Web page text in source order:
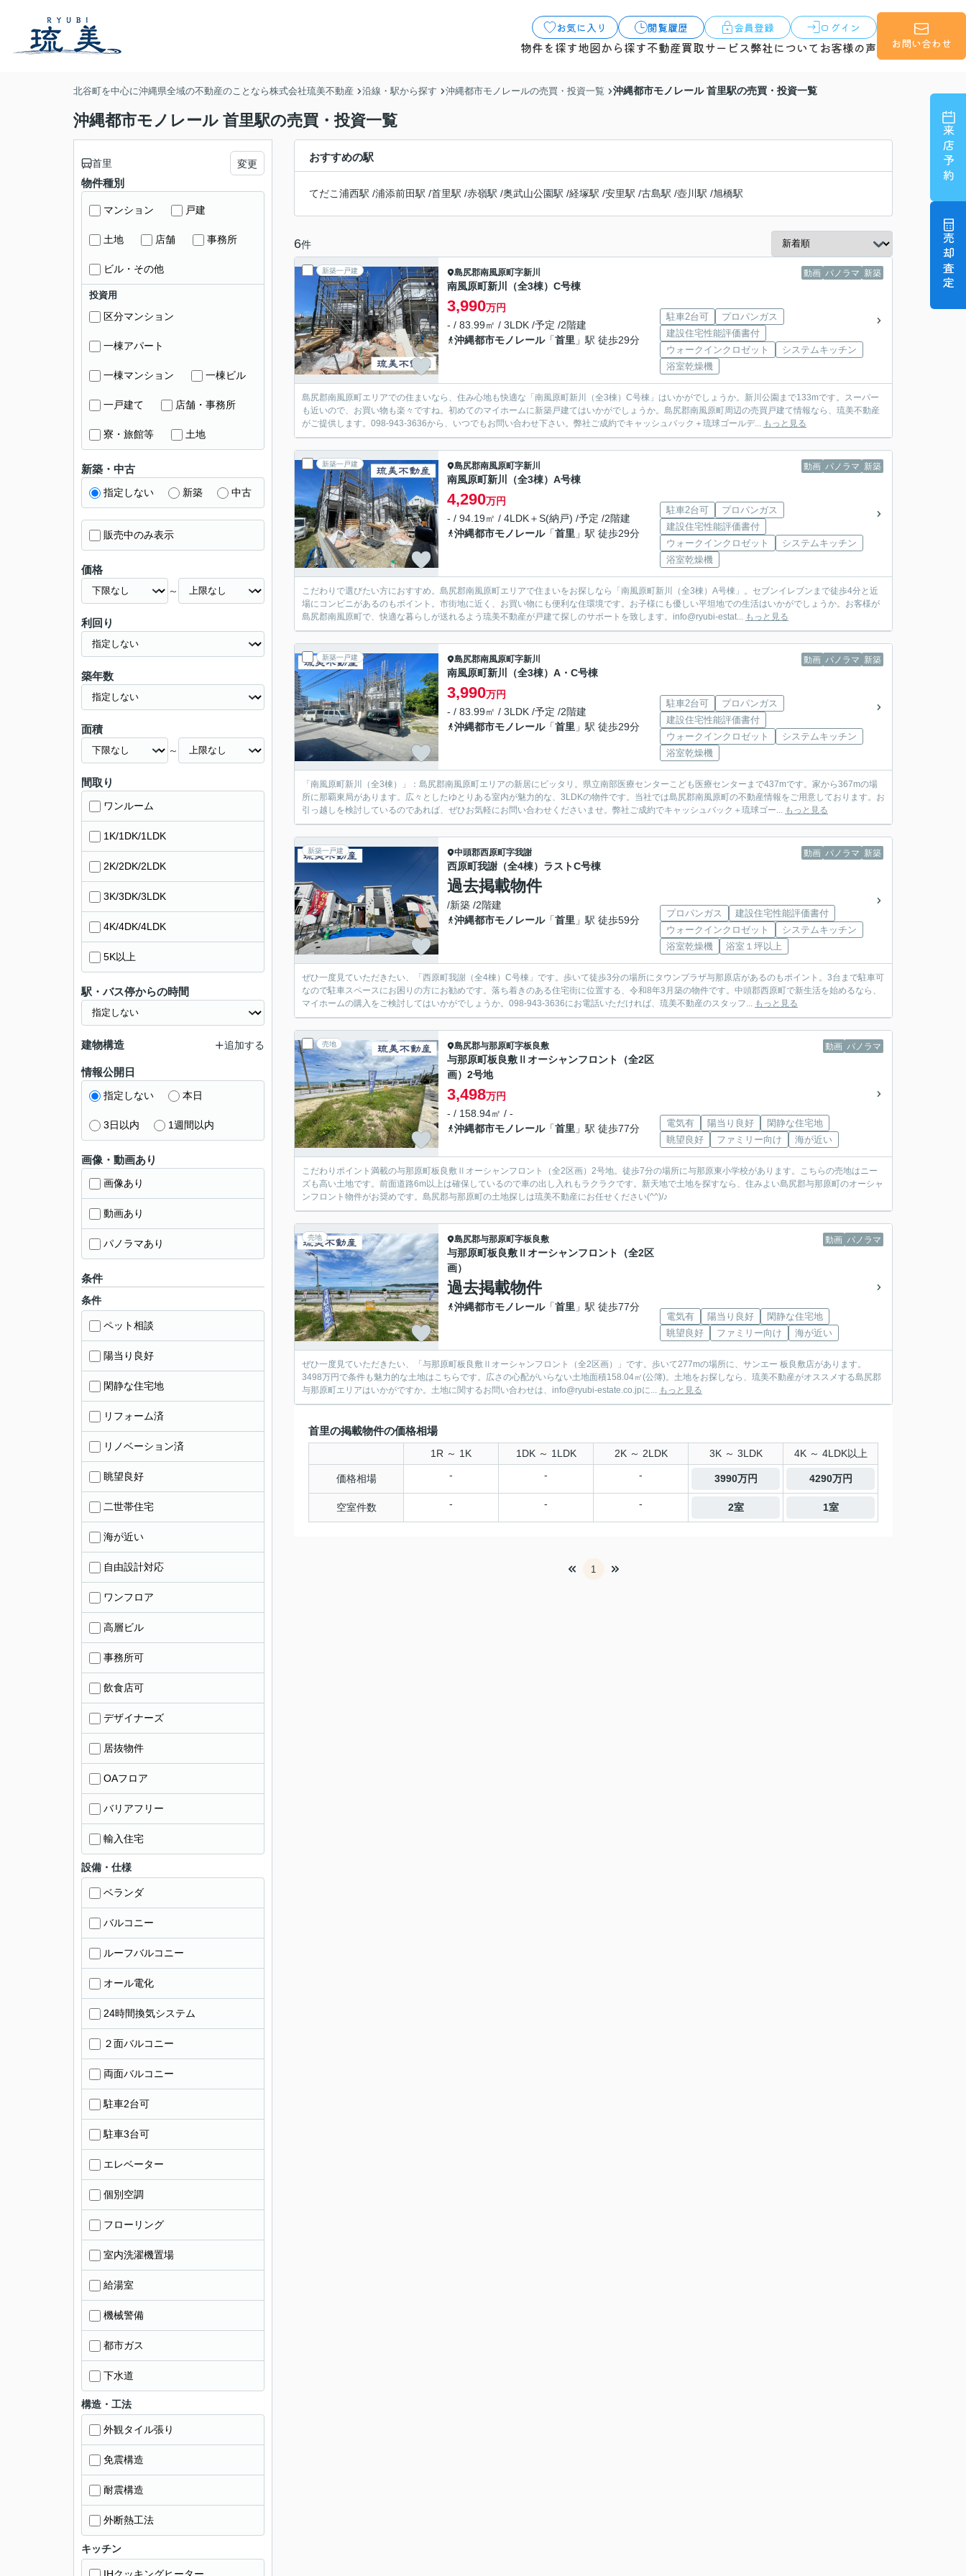
お気に入り 閲覧履歴 会員登録 ログイン
物件を探す地図から探す不動産買取サービス弊社について お客様の声 お問い合わせ
来店予約
売却査定
北谷町を中心に沖縄県全域の不動産のことなら株式会社琉美不動産 沿線・駅から探す 沖縄都市モノレールの売買・投資一覧 沖縄都市モノレール 首里駅の売買・投資一覧
沖縄都市モノレール 首里駅の売買・投資一覧
おすすめの駅
てだこ浦西駅 /浦添前田駅 /首里駅 /赤嶺駅 /奥武山公園駅 /経塚駅 /安里駅 /古島駅 /壺川駅 /旭橋駅
6件
新築一戸建 動画 パノラマ 新築
島尻郡南風原町字新川
南風原町新川（全3棟）C号棟
3,990万円
- / 83.99㎡ / 3LDK /予定 /2階建
沖縄都市モノレール「首里 」駅 徒歩29分
駐車2台可
プロパンガス
建設住宅性能評価書付
ウォークインクロゼット
システムキッチン
浴室乾燥機
島尻郡南風原町エリアでの住まいなら、住み心地も快適な「南風原町新川（全3棟）C号棟」はいかがでしょうか。新川公園まで133mです。スーパー
も近いので、お買い物も楽々ですね。初めてのマイホームに新築戸建てはいかがでしょうか。島尻郡南風原町周辺の売買戸建て情報なら、琉美不動産
がご提供します。098-943-3636から、いつでもお問い合わせ下さい。弊社ご成約でキャッシュバック＋琉球ゴールデ... もっと見る
新築一戸建 動画 パノラマ 新築
島尻郡南風原町字新川
南風原町新川（全3棟）A号棟
4,290万円
- / 94.19㎡ / 4LDK＋S(納戸) /予定 /2階建
沖縄都市モノレール「首里 」駅 徒歩29分
駐車2台可
プロパンガス
建設住宅性能評価書付
ウォークインクロゼット
システムキッチン
浴室乾燥機
こだわりで選びたい方におすすめ。島尻郡南風原町エリアで住まいをお探しなら「南風原町新川（全3棟）A号棟」。セブンイレブンまで徒歩4分と近
場にコンビニがあるのもポイント。市街地に近く、お買い物にも便利な住環境です。お子様にも優しい平坦地での生活はいかがでしょうか。お客様が
島尻郡南風原町で、快適な暮らしが送れるよう琉美不動産が戸建て探しのサポートを致します。info@ryubi-estat... もっと見る
新築一戸建 動画 パノラマ 新築
島尻郡南風原町字新川
南風原町新川（全3棟）A・C号棟
3,990万円
- / 83.99㎡ / 3LDK /予定 /2階建
沖縄都市モノレール「首里 」駅 徒歩29分
駐車2台可
プロパンガス
建設住宅性能評価書付
ウォークインクロゼット
システムキッチン
浴室乾燥機
「南風原町新川（全3棟）」：島尻郡南風原町エリアの新居にピッタリ。県立南部医療センターこども医療センターまで437mです。家から367mの場
所に那覇東局があります。広々としたゆとりある室内が魅力的な、3LDKの物件です。当社では島尻郡南風原町の不動産情報をご用意しております。お
引っ越しを検討しているのであれば、ぜひお気軽にお問い合わせくださいませ。弊社ご成約でキャッシュバック＋琉球ゴー... もっと見る
新築一戸建 動画 パノラマ 新築
中頭郡西原町字我謝
西原町我謝（全4棟）ラストC号棟
過去掲載物件
/新築 /2階建
沖縄都市モノレール「首里 」駅 徒歩59分
プロパンガス
建設住宅性能評価書付
ウォークインクロゼット
システムキッチン
浴室乾燥機
浴室１坪以上
ぜひ一度見ていただきたい、「西原町我謝（全4棟）C号棟」です。歩いて徒歩3分の場所にタウンプラザ与那原店があるのもポイント。3台まで駐車可
なので駐車スペースにお困りの方にお勧めです。落ち着きのある住宅街に位置する、令和8年3月築の物件です。中頭郡西原町で新生活を始めるなら、
マイホームの購入をご検討してはいかがでしょうか。098-943-3636にお電話いただければ、琉美不動産のスタッフ... もっと見る
売地 動画 パノラマ
島尻郡与那原町字板良敷
与那原町板良敷Ⅱオーシャンフロント（全2区
画）2号地
3,498万円
- / 158.94㎡ / -
沖縄都市モノレール「首里 」駅 徒歩77分 電気有 陽当り良好
閑静な住宅地
眺望良好
ファミリー向け 海が近い
こだわりポイント満載の与那原町板良敷Ⅱオーシャンフロント（全2区画）2号地。徒歩7分の場所に与那原東小学校があります。こちらの売地はニー
ズも高い土地です。前面道路6m以上は確保しているので車の出し入れもラクラクです。新天地で土地を探すなら、住みよい島尻郡与那原町のオーシャ
ンフロント物件がお奨めです。島尻郡与那原町の土地探しは琉美不動産にお任せください(^^)/♪
売地 動画 パノラマ
島尻郡与那原町字板良敷
与那原町板良敷Ⅱオーシャンフロント（全2区
画）
過去掲載物件
沖縄都市モノレール「首里 」駅 徒歩77分
電気有 陽当り良好
閑静な住宅地
眺望良好
ファミリー向け 海が近い
ぜひ一度見ていただきたい、「与那原町板良敷Ⅱオーシャンフロント（全2区画）」です。歩いて277mの場所に、サンエー 板良敷店があります。
3498万円で条件も魅力的な土地はこちらです。広さの心配がいらない土地面積158.04㎡(公簿)。土地をお探しなら、琉美不動産がオススメする島尻郡
与那原町エリアはいかがですか。土地に関するお問い合わせは、info@ryubi-estate.co.jpに... もっと見る
首里の掲載物件の価格相場
1R ～ 1K 1DK ～ 1LDK 2K ～ 2LDK 3K ～ 3LDK 4K ～ 4LDK以上
価格相場 - - - 3990万円 4290万円
空室件数 - - - 2室 1室
1
首里 変更
物件種別
マンション 戸建
土地 店舗 事務所
ビル・その他
投資用
区分マンション
一棟アパート
一棟マンション 一棟ビル
一戸建て 店舗・事務所
寮・旅館等 土地
新築・中古
指定しない 新築 中古
販売中のみ表示
価格
～
利回り
築年数
面積
～
間取り
ワンルーム
1K/1DK/1LDK
2K/2DK/2LDK
3K/3DK/3LDK
4K/4DK/4LDK
5K以上
駅・バス停からの時間
建物構造 追加する
情報公開日
指定しない 本日
3日以内 1週間以内
画像・動画あり
画像あり
動画あり
パノラマあり
条件
条件
ペット相談
陽当り良好
閑静な住宅地
リフォーム済
リノベーション済
眺望良好
二世帯住宅
海が近い
自由設計対応
ワンフロア
高層ビル
事務所可
飲食店可
デザイナーズ
居抜物件
OAフロア
バリアフリー
輸入住宅
設備・仕様
ベランダ
バルコニー
ルーフバルコニー
オール電化
24時間換気システム
２面バルコニー
両面バルコニー
駐車2台可
駐車3台可
エレベーター
個別空調
フローリング
室内洗濯機置場
給湯室
機械警備
都市ガス
下水道
構造・工法
外観タイル張り
免震構造
耐震構造
外断熱工法
キッチン